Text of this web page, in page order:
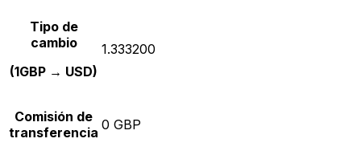
Tipo de
cambio
(1GBP → USD)
1.333200
Comisión de
transferencia 0 GBP